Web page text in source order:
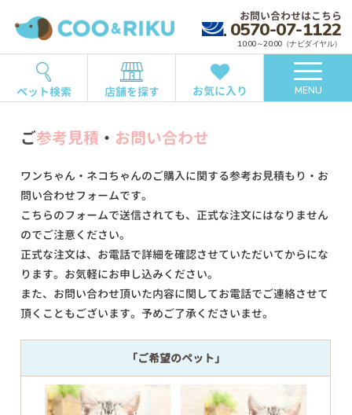
お問い合わせはこちら
0570-07-1122
10:00～20:00（ナビダイヤル）
ペット検索 店舗を探す お気に入り MENU
ご参考見積 ・ お問い合わせ
ワンちゃん・ネコちゃんのご購入に関する参考お見積もり・お
問い合わせフォームです。
こちらのフォームで送信されても、正式な注文にはなりません
のでご注意ください。
正式な注文は、お電話で詳細を確認させていただいてからにな
ります。お気軽にお申し込みください。
また、お問い合わせ頂いた内容に関してお電話でご連絡させて
頂くこともございます。予めご了承くださいませ。
「ご希望のペット」